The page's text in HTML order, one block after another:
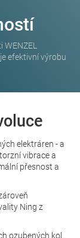
efektivní výrobu
elektráren - a
vibrace a
přesnost a
Ning z
ozubených kol